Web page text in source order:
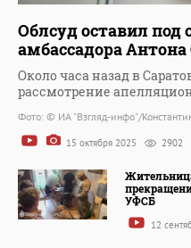
Облсуд оставил под
амбассадора Антона
Около часа назад в
рассмотрение
Фото: © ИА "Взгляд-инфо"/
15 октября 2025 2902
УФСБ
12